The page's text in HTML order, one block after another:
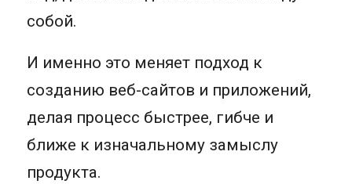
собой.
И именно это меняет подход к
созданию веб-сайтов и приложений,
делая процесс быстрее, гибче и
ближе к изначальному замыслу
продукта.